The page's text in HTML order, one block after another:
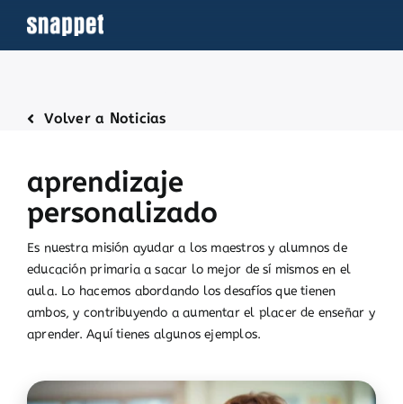
contenido
Volver a Noticias
aprendizaje
personalizado
Es nuestra misión ayudar a los maestros y alumnos de
educación primaria a sacar lo mejor de sí mismos en el
aula. Lo hacemos abordando los desafíos que tienen
ambos, y contribuyendo a aumentar el placer de enseñar y
aprender. Aquí tienes algunos ejemplos.